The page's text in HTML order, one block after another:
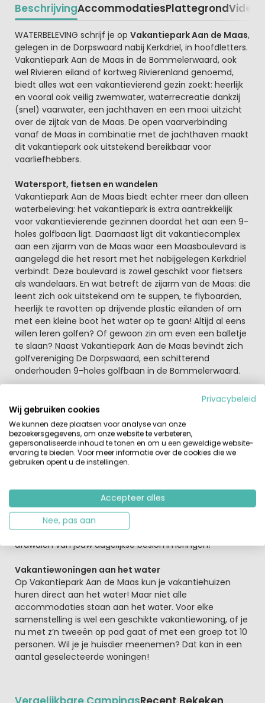
BeschrijvingAccommodatiesPlattegrondVideo
Beschrijving
WATERBELEVING schrijf je op Vakantiepark Aan de Maas,
gelegen in de Dorpswaard nabij Kerkdriel, in hoofdletters.
Vakantiepark Aan de Maas in de Bommelerwaard, ook
wel Rivieren eiland of kortweg Rivierenland genoemd,
biedt alles wat een vakantievierend gezin zoekt: heerlijk
en vooral ook veilig zwemwater, waterrecreatie dankzij
(snel) vaarwater, een jachthaven en een mooi uitzicht
over de zijtak van de Maas. De open vaarverbinding
vanaf de Maas in combinatie met de jachthaven maakt
dit vakantiepark ook uitstekend bereikbaar voor
vaarliefhebbers.
Watersport, fietsen en wandelen
Vakantiepark Aan de Maas biedt echter meer dan alleen
waterbeleving: het vakantiepark is extra aantrekkelijk
voor vakantievierende gezinnen doordat het aan een 9-
holes golfbaan ligt. Daarnaast ligt dit vakantiecomplex
aan een zijarm van de Maas waar een Maasboulevard is
aangelegd die het resort met het nabijgelegen Kerkdriel
verbindt. Deze boulevard is zowel geschikt voor fietsers
als wandelaars. En wat betreft de zijarm van de Maas: die
leent zich ook uitstekend om te suppen, te flyboarden,
heerlijk te ravotten op drijvende plastic eilanden of om
met een kleine boot het water op te gaan! Altijd al eens
willen leren golfen? Of gewoon zin om even een balletje
te slaan? Naast Vakantiepark Aan de Maas bevindt zich
golfvereniging De Dorpswaard, een schitterend
onderhouden 9-holes golfbaan in de Bommelerwaard.
Vakantiepark Aan de Maas is bovendien centraal in
Nederland gelegen. Je staat in een half uur met de auto
op de parkeerplaats van De Efteling, Den Bosch met zijn
sfeervolle centrum ligt op een kwartier rijafstand en er
zijn in de directe omgeving van Kerkdriel mooie
natuurgebieden, zoals het Kloosterwiel en Kil van
alle type vakantievierder de vakantiebeleving die hij
en/of zij zoekt: reuring bij, in of op het water, de gezellige
drukte van een dorp of stad of juist de stilte van de
natuur. Kortom, dit eilandresort doet je echt even
afdwalen van jouw dagelijkse beslommeringen!
Vakantiewoningen aan het water
Op Vakantiepark Aan de Maas kun je vakantiehuizen
huren direct aan het water! Maar niet alle
accommodaties staan aan het water. Voor elke
samenstelling is wel een geschikte vakantiewoning, of je
nu met z’n tweeën op pad gaat of met een groep tot 10
personen. Wil je je huisdier meenemen? Dat kan in een
aantal geselecteerde woningen!
Privacybeleid
Wij gebruiken cookies
We kunnen deze plaatsen voor analyse van onze
bezoekersgegevens, om onze website te verbeteren,
gepersonaliseerde inhoud te tonen en om u een geweldige website-
ervaring te bieden. Voor meer informatie over de cookies die we
gebruiken opent u de instellingen.
Accepteer alles
Nee, pas aan